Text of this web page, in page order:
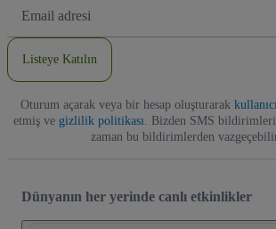
posta
Listeye Katılın
Oturum açarak veya bir hesap oluşturarak
etmiş ve gizlilik politikası. Bizden SMS
zaman bu bildirimlerden
Dünyanın her yerinde canlı etkinlikler